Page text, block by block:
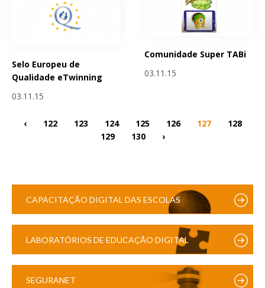
Selo Europeu de
Qualidade eTwinning
03.11.15
Comunidade Super TABi
03.11.15
‹ 122 123 124 125 126 127
128
129
130 ›
CAPACITAÇÃO DIGITAL DAS ESCOLAS
LABORATÓRIOS DE EDUCAÇÃO DIGITAL
SEGURANET